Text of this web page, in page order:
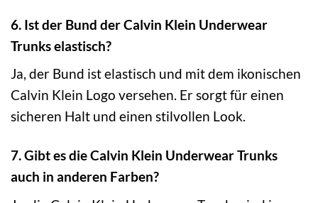
6. Ist der Bund der Calvin Klein Underwear
Trunks elastisch?
Ja, der Bund ist elastisch und mit dem ikonischen
Calvin Klein Logo versehen. Er sorgt für einen
sicheren Halt und einen stilvollen Look.
7. Gibt es die Calvin Klein Underwear Trunks
auch in anderen Farben?